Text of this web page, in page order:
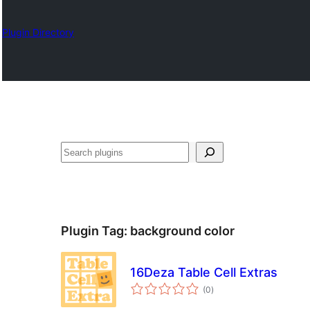
Plugin Directory
ရှာ
Plugin Tag: background color
16Deza Table Cell Extras
(0total
ratings
)